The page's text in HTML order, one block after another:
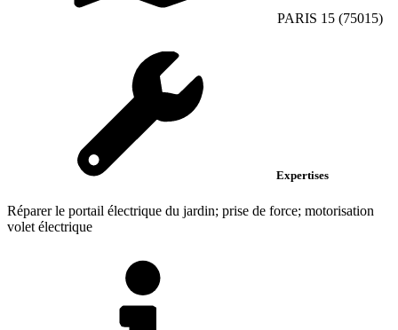
PARIS 15 (75015)
Expertises
Réparer le portail électrique du jardin; prise de force; motorisation
volet électrique